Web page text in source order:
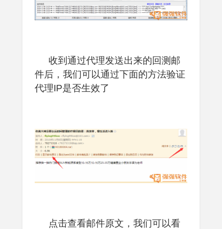
收到通过代理发送出来的回测邮
件后，我们可以通过下面的方法验证
代理IP是否生效了
点击查看邮件原文，我们可以看